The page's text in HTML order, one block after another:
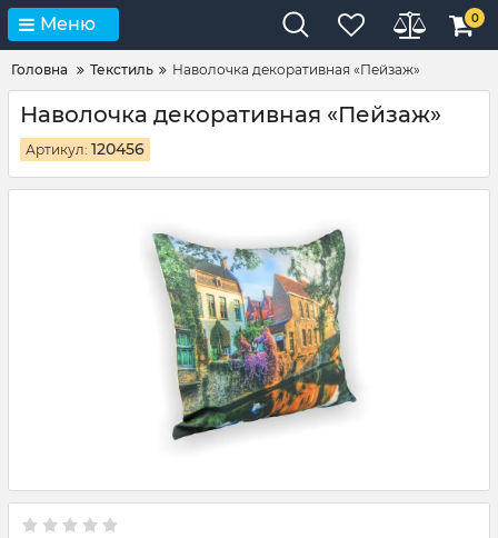
Меню 0
Головна Текстиль Наволочка декоративная «Пейзаж»
Наволочка декоративная «Пейзаж»
Артикул: 120456